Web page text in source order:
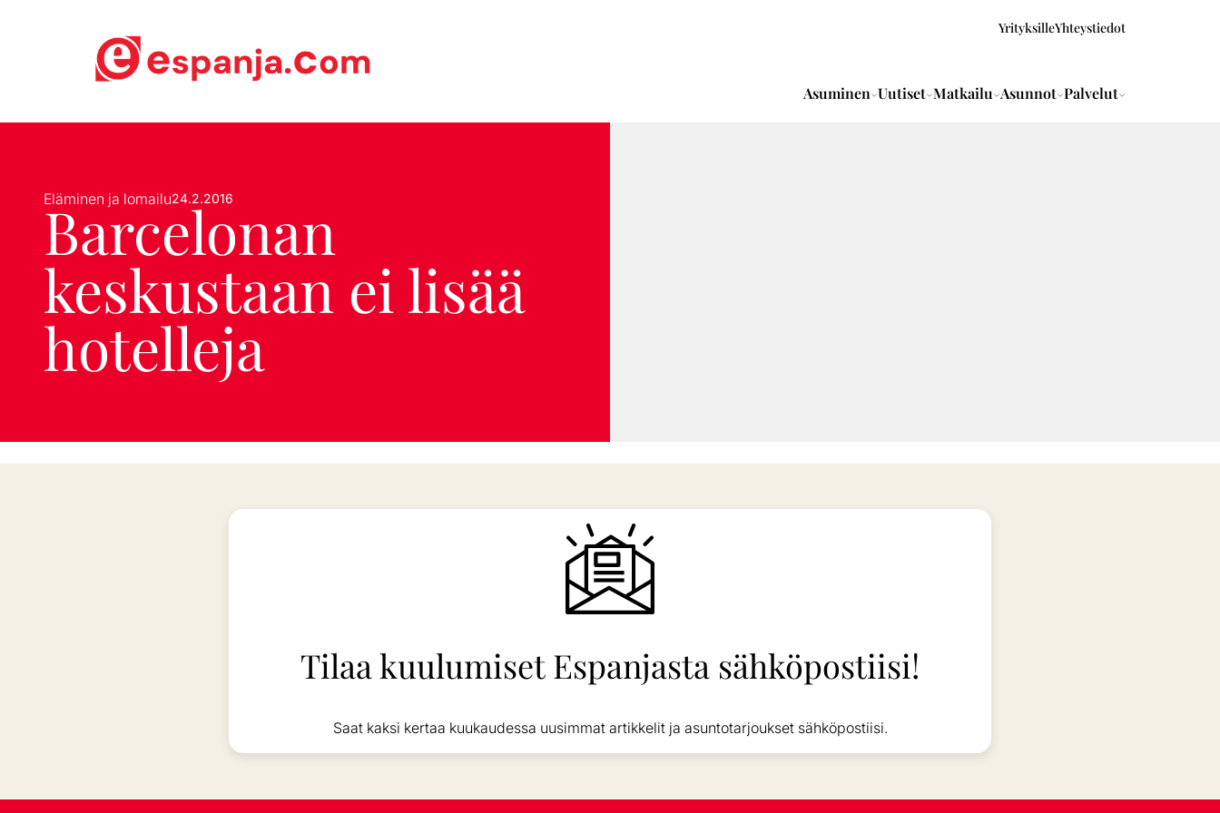
YrityksilleYhteystiedot
Asuminen Uutiset Matkailu Asunnot Palvelut
Eläminen ja lomailu24.2.2016
Barcelonan
keskustaan ei lisää
hotelleja
Tilaa kuulumiset Espanjasta sähköpostiisi!
Saat kaksi kertaa kuukaudessa uusimmat artikkelit ja asuntotarjoukset sähköpostiisi.